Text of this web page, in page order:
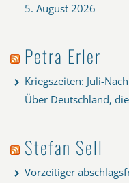
5. August 2026
Petra Erler
Kriegszeiten: Juli-
Über Deutschland,
Stefan Sell
Vorzeitiger